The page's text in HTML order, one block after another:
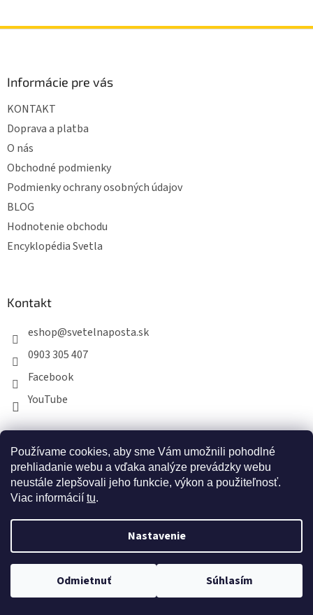
Používame cookies, aby sme Vám umožnili pohodlné
prehliadanie webu a vďaka analýze prevádzky webu
neustále zlepšovali jeho funkcie, výkon a použiteľnosť.
Viac informácií tu.
Nastavenie
Odmietnuť Súhlasím
Doprava zdarma pri nákupe nad 40 eur
Informácie pre vás
KONTAKT
Doprava a platba
O nás
Obchodné podmienky
Podmienky ochrany osobných údajov
BLOG
Hodnotenie obchodu
Encyklopédia Svetla
Kontakt
eshop@svetelnaposta.sk
0903 305 407
Facebook
YouTube
Prijímame online platby